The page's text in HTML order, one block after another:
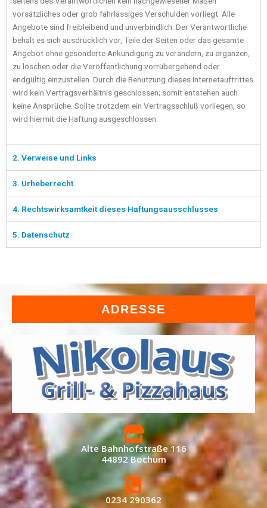
vorsätzliches oder grob fahrlässiges Verschulden vorliegt. Alle
Angebote sind freibleibend und unverbindlich. Der Verantwortliche
behält es sich ausdrücklich vor, Teile der Seiten oder das gesamte
Angebot ohne gesonderte Ankündigung zu verändern, zu ergänzen,
zu löschen oder die Veröffentlichung vorrübergehend oder
endgültig einzustellen. Durch die Benutzung dieses Internetauftrittes
wird kein Vertragsverhältnis geschlossen; somit entstehen auch
keine Ansprüche. Sollte trotzdem ein Vertragsschluß vorliegen, so
wird hiermit die Haftung ausgeschlossen.
2. Verweise und Links
3. Urheberrecht
4. Rechtswirksamtkeit dieses Haftungsausschlusses
5. Datenschutz
ADRESSE
Alte Bahnhofstraße 116
44892 Bochum
0234 290362